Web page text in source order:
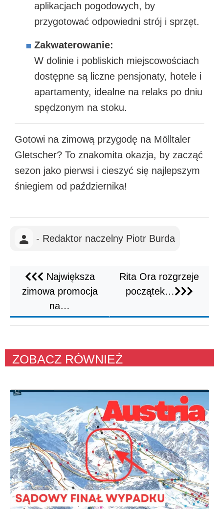
aplikacjach pogodowych, by
przygotować odpowiedni strój i sprzęt.
Zakwaterowanie:
W dolinie i pobliskich miejscowościach
dostępne są liczne pensjonaty, hotele i
apartamenty, idealne na relaks po dniu
spędzonym na stoku.
Gotowi na zimową przygodę na Mölltaler
Gletscher? To znakomita okazja, by zacząć
sezon jako pierwsi i cieszyć się najlepszym
śniegiem od października!
- Redaktor naczelny Piotr Burda
Największa
zimowa promocja
na…
Rita Ora rozgrzeje
początek…
ZOBACZ RÓWNIEŻ